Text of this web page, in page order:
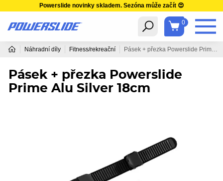
Powerslide novinky skladem. Sezóna může začít 😍
0
Náhradní díly Fitness/rekreační
Pásek + přezka Powerslide
Prime Alu Silver 18cm